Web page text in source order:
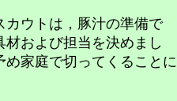
カウトは，豚汁の準備で
材および担当を決めまし
め家庭で切ってくることに